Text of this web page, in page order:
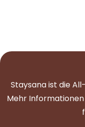
Staysana ist die
Mehr